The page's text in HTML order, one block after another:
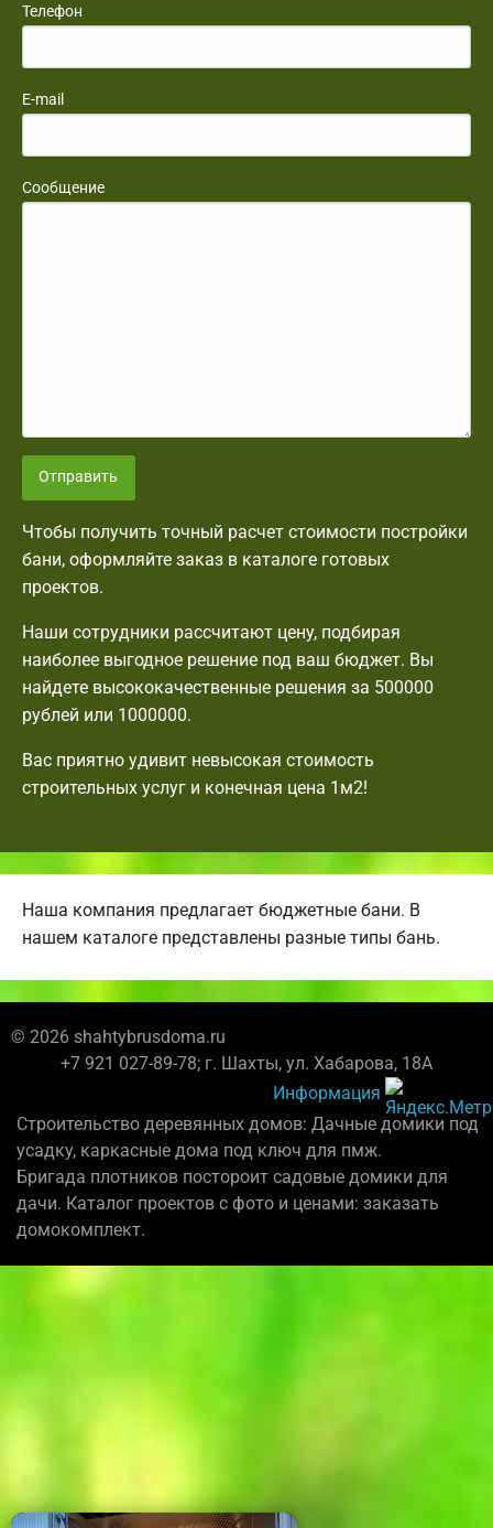
Телефон
E-mail
Сообщение
Отправить
Чтобы получить точный расчет стоимости постройки
бани, оформляйте заказ в каталоге готовых
проектов.
Наши сотрудники рассчитают цену, подбирая
наиболее выгодное решение под ваш бюджет. Вы
найдете высококачественные решения за 500000
рублей или 1000000.
Вас приятно удивит невысокая стоимость
строительных услуг и конечная цена 1м2!
Наша компания предлагает бюджетные бани. В
нашем каталоге представлены разные типы бань.
© 2026 shahtybrusdoma.ru
+7 921 027-89-78; г. Шахты, ул. Хабарова, 18А
Информация
Строительство деревянных домов: Дачные домики под
усадку, каркасные дома под ключ для пмж.
Бригада плотников постороит садовые домики для
дачи. Каталог проектов с фото и ценами: заказать
домокомплект.